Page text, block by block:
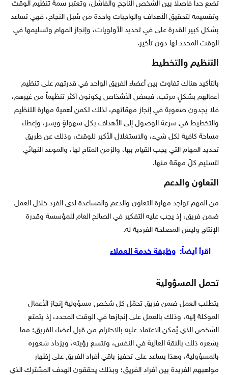
تضع حداً فاصلاً بين الشخص الناجح والفاشل، وتعتبر سمة تنظيم الوقت
وتقسيمه لتحقيق الأهداف والواجبات واحدة من سُبل النجاح، فهي تساعد
بشكل كبير القدرة على في تحديد الأولويات، وإنجاز المهام وتسليمها في
الوقت المحدد لها دون تأخير.
التنظيم والتخطيط
بالتأكيد هناك تفاوت بين أعضاء الفريق الواحد في قدرتهم على تنظيم
أعمالهم بشكلٍ مرتب، فبعض الأشخاص يكونون أكثر تنظيماً من غيرهم،
فلا يجدون صعوبة في إنجاز مهمّاتهم، لذلك تكمن أهمية مهارة التنظيم
والتخطيط في سرعة الوصول إلى الأهداف بكل سهولةٍ ويسر، وإعطاء
مساحة كافية لكل شيء، والاستغلال الأكبر للوقت، وذلك عن طريق
تحديد المهام التي يجب القيام بها، والزمن المتاح لها، والموعد النهائي
لتسليم كلّ مهمّة منها.
التعاون والدعم
من المهم تواجد مهارة التعاون والدعم والمساعدة لدى الفرد خلال العمل
ضمن فريق، إذ يجب عليه التفكير في الصالح العام للمؤسسة وقدرة
الإنتاج وليس المصلحة الفردية له.
اقرأ أيضاً: وظيفة خدمة العملاء
تحمل المسؤولية
يتطلب العمل ضمن فريق تحمّل كل شخص مسؤولية إنجاز الأعمال
الموكلة إليه، وذلك بالعمل على إنجازها في الوقت المحدد، إذ يتمتع
الشخص الذي يُمكن الاعتماد عليه بالاحترام من قبل أعضاء الفريق؛ مما
يشعره ذلك بالثقة العالية في النفس، وتتسع رؤيته، ويزداد شعوره
بالمسؤولية، وهذا يساعد على تحفيز باقي أفراد الفريق على إظهار
مواهبهم الفريدة بين أفراد الفريق؛ وبذلك يحققون الهدف المشترك الذي